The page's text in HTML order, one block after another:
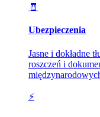
🧾
Ubezpieczenia
Jasne i dokładne
roszczeń i
⚡